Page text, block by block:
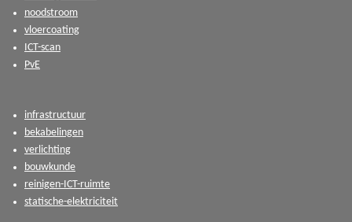
noodstroom
vloercoating
ICT-scan
PvE
infrastructuur
bekabelingen
verlichting
bouwkunde
reinigen-ICT-ruimte
statische-elektriciteit